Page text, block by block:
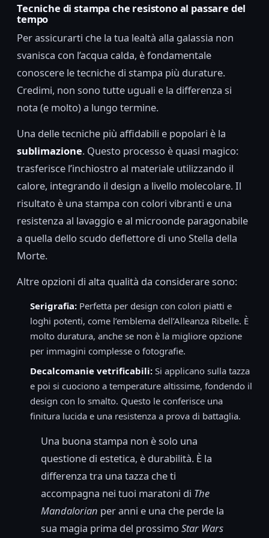
Tecniche di stampa che resistono al passare del
tempo
Per assicurarti che la tua lealtà alla galassia non
svanisca con l’acqua calda, è fondamentale
conoscere le tecniche di stampa più durature.
Credimi, non sono tutte uguali e la differenza si
nota (e molto) a lungo termine.
Una delle tecniche più affidabili e popolari è la
sublimazione. Questo processo è quasi magico:
trasferisce l’inchiostro al materiale utilizzando il
calore, integrando il design a livello molecolare. Il
risultato è una stampa con colori vibranti e una
resistenza al lavaggio e al microonde paragonabile
a quella dello scudo deflettore di uno Stella della
Morte.
Altre opzioni di alta qualità da considerare sono:
Serigrafia: Perfetta per design con colori piatti e
loghi potenti, come l’emblema dell’Alleanza Ribelle. È
molto duratura, anche se non è la migliore opzione
per immagini complesse o fotografie.
Decalcomanie vetrificabili: Si applicano sulla tazza
e poi si cuociono a temperature altissime, fondendo il
design con lo smalto. Questo le conferisce una
finitura lucida e una resistenza a prova di battaglia.
Una buona stampa non è solo una
questione di estetica, è durabilità. È la
differenza tra una tazza che ti
accompagna nei tuoi maratoni di The
Mandalorian per anni e una che perde la
sua magia prima del prossimo Star Wars